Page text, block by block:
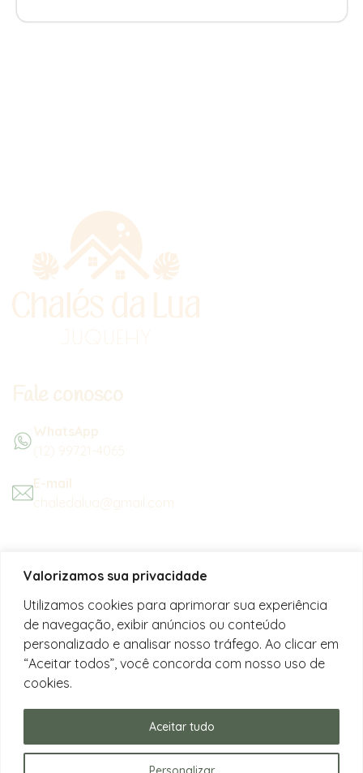
Valorizamos sua privacidade
Utilizamos cookies para aprimorar sua experiência
de navegação, exibir anúncios ou conteúdo
personalizado e analisar nosso tráfego. Ao clicar em
“Aceitar todos”, você concorda com nosso uso de
cookies.
Aceitar tudo
Fale conosco
WhatsApp
(12) 99721-4065
E-mail
chaledalua@gmail.com
na bela praia de Juquehy.
Instagram
@chalesdaluajuquehy
Facebook
Chalés da Lua Juquehy